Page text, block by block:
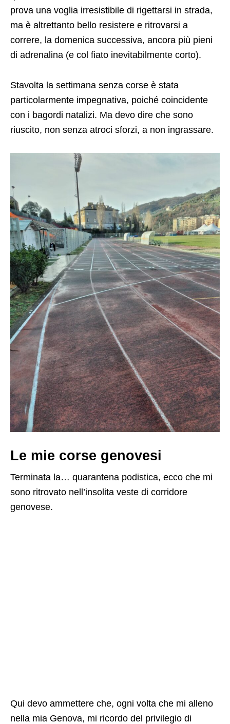
prova una voglia irresistibile di rigettarsi in strada,
ma è altrettanto bello resistere e ritrovarsi a
correre, la domenica successiva, ancora più pieni
di adrenalina (e col fiato inevitabilmente corto).
Stavolta la settimana senza corse è stata
particolarmente impegnativa, poiché coincidente
con i bagordi natalizi. Ma devo dire che sono
riuscito, non senza atroci sforzi, a non ingrassare.
Le mie corse genovesi
Terminata la… quarantena podistica, ecco che mi
sono ritrovato nell’insolita veste di corridore
genovese.
Qui devo ammettere che, ogni volta che mi alleno
nella mia Genova, mi ricordo del privilegio di